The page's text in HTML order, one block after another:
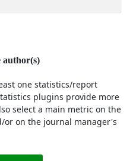
author(s)
one statistics/report
plugins provide more
select a main metric on the
or on the journal manager's